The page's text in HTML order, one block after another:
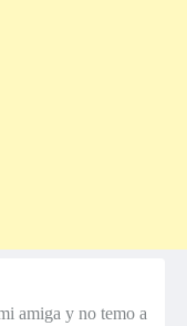
amiga y no temo a